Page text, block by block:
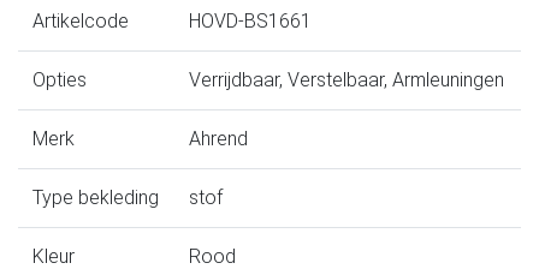
Artikelcode HOVD-BS1661
Opties Verrijdbaar, Verstelbaar, Armleuningen
Merk Ahrend
Type bekleding stof
Kleur Rood